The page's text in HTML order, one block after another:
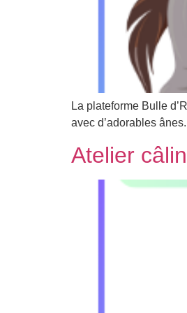
La plateforme Bulle
avec d’adorables
Atelier